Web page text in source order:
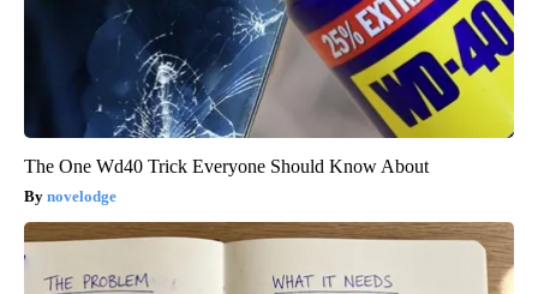
The One Wd40 Trick Everyone Should Know About
novelodge